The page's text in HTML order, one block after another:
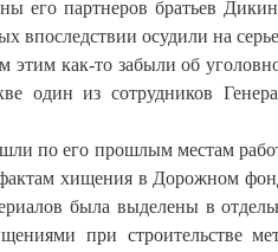
его партнеров братьев
осудили на
этим как-то забыли об
из сотрудников
по его прошлым местам
хищения в Дорожном
была выделены в
при строительстве